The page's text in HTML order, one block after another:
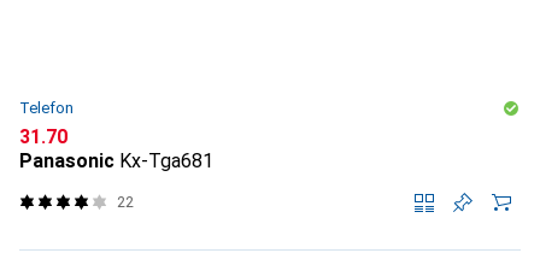
Telefon
CHF
31.70
Panasonic Kx-Tga681
22